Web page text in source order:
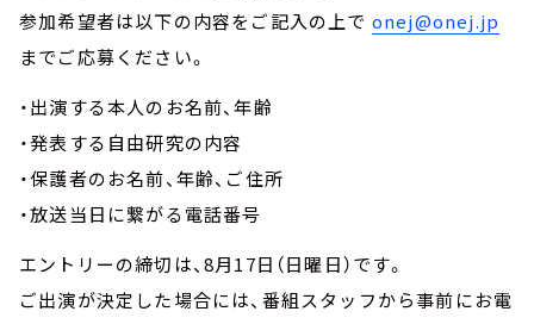
参加希望者は以下の内容をご記入の上で onej@onej.jp
までご応募ください。
・出演する本人のお名前、年齢
・発表する自由研究の内容
・保護者のお名前、年齢、ご住所
・放送当日に繋がる電話番号
エントリーの締切は、8月17日（日曜日）です。
ご出演が決定した場合には、番組スタッフから事前にお電